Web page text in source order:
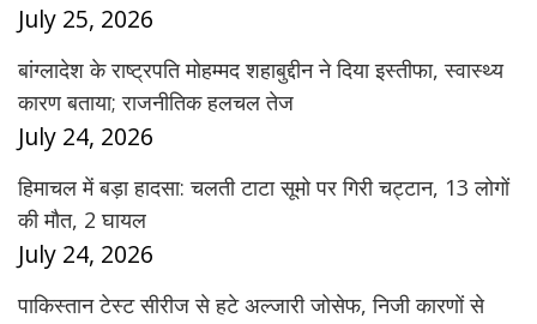
July 25, 2026
बांग्लादेश के राष्ट्रपति मोहम्मद शहाबुद्दीन ने दिया इस्तीफा, स्वास्थ्य
कारण बताया; राजनीतिक हलचल तेज
July 24, 2026
हिमाचल में बड़ा हादसा: चलती टाटा सूमो पर गिरी चट्टान, 13 लोगों
की मौत, 2 घायल
July 24, 2026
पाकिस्तान टेस्ट सीरीज से हटे अल्जारी जोसेफ, निजी कारणों से